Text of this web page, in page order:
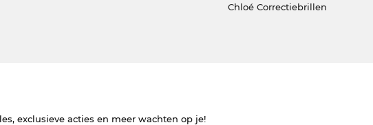
Chloé Correctiebrillen
exclusieve acties en meer wachten op je!